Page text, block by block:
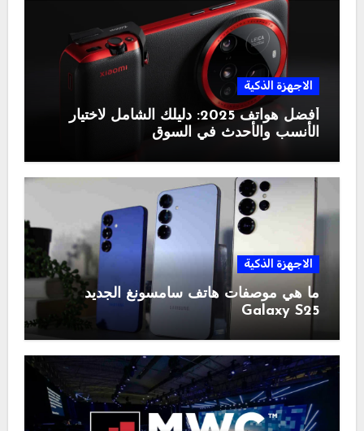
الاجهزة الذكية
أفضل هواتف 2025: دليلك الشامل لاختيار
الأنسب والأحدث في السوق
الاجهزة الذكية
ما هي موصفات هاتف سامسونغ الجديد
Galaxy S25